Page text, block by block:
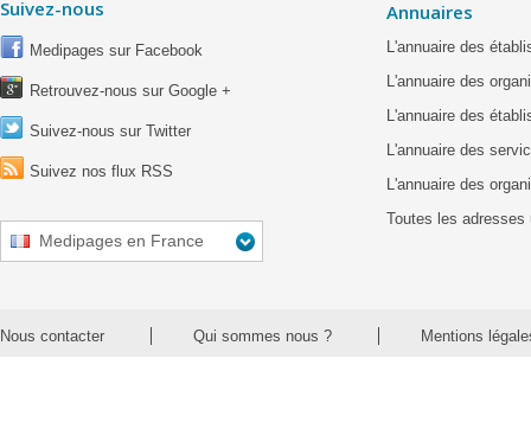
Suivez-nous
Medipages sur Facebook
Retrouvez-nous sur Google +
Suivez-nous sur Twitter
Suivez nos flux RSS
Medipages en France
Annuaires
L'annuaire des
L'annuaire des
L'annuaire des
L'annuaire des
L'annuaire des
Toutes les adresses
Nous contacter Qui sommes nous ? Mentions